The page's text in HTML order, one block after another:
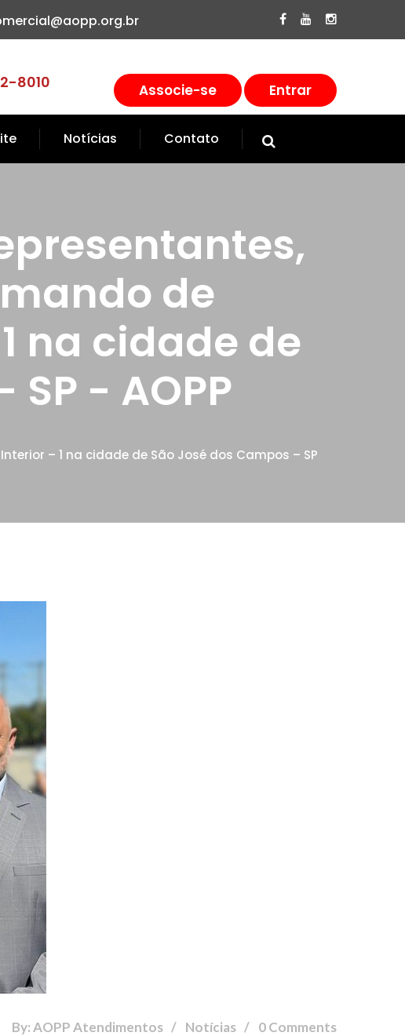
8010 Associe-se Entrar
Notícias Contato
de
na cidade de
- AOPP
– 1 na cidade de São José dos Campos – SP
By: AOPP Atendimentos Notícias 0 Comments